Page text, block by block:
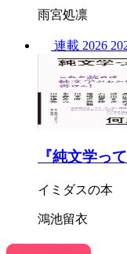
雨宮処凛
連載 2026
『純文学っ
イミダスの本
鴻池留衣